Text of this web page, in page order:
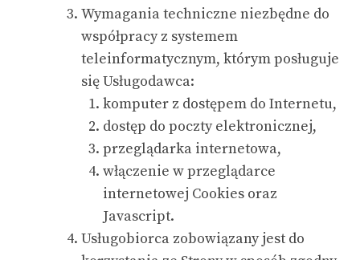
Wymagania techniczne niezbędne do
współpracy z systemem
teleinformatycznym, którym posługuje
się Usługodawca:
komputer z dostępem do Internetu,
dostęp do poczty elektronicznej,
przeglądarka internetowa,
włączenie w przeglądarce
internetowej Cookies oraz
Javascript.
Usługobiorca zobowiązany jest do